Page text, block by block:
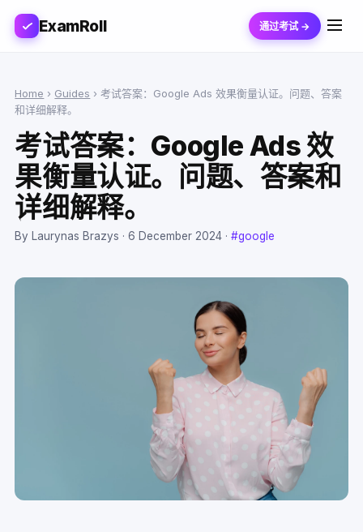
ExamRoll 通过考试 →
Home › Guides ›考试答案：Google Ads 效果衡量认证。问题、答案
和详细解释。
考试答案：Google Ads 效
果衡量认证。问题、答案和
详细解释。
By Laurynas Brazys ·6 December 2024 ·#google